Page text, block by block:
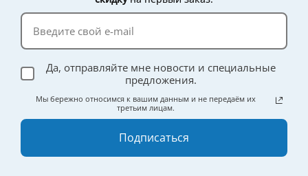
Да, отправляйте мне новости и специальные
предложения.
Мы бережно относимся к вашим данным и не передаём их
третьим лицам.
Подписаться